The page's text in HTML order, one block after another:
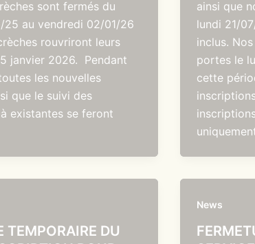
sont fermés du
25 au vendredi 02/01/26
rouvriront leurs
janvier 2026. Pendant
les nouvelles
que le suivi des
existantes se feront
ainsi que
lundi 21/
inclus.
portes le
cette
TEMPORAIRE DU
News